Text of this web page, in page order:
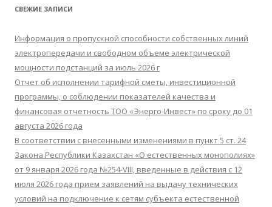
т
:
СВЕЖИЕ ЗАПИСИ
Информация о пропускной способности собственных линий
электропередачи и свободном объеме электрической
мощности подстанций за июль 2026 г
Отчет об исполнении тарифной сметы, инвестиционной
программы, о соблюдении показателей качества и
финансовая отчетность ТОО «Энерго-Инвест» по сроку до 01
августа 2026 года
В соответствии с внесенными изменениями в пункт 5 ст. 24
Закона Республики Казахстан «О естественных монополиях»
от 9 января 2026 года №254-VIII, введенные в действия с 12
июля 2026 года прием заявлений на выдачу технических
условий на подключение к сетям субъекта естественной